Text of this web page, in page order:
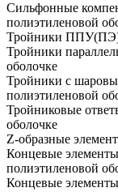
Сильфонные
полиэтиленовой
Тройники ППУ(ПЭ)
Тройники
оболочке
Тройники с
полиэтиленовой
Тройниковые
оболочке
Z-образные
Концевые
полиэтиленовой
Концевые